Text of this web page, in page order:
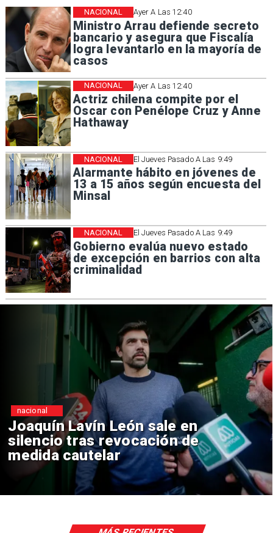
Ayer A Las 12:40
Ministro Arrau defiende secreto
bancario y asegura que Fiscalía
logra levantarlo en la mayoría de
casos
NACIONAL
Ayer A Las 12:40
Actriz chilena compite por el
Oscar con Penélope Cruz y Anne
Hathaway
NACIONAL
El Jueves Pasado A Las 9:49
Alarmante hábito en jóvenes de
13 a 15 años según encuesta del
Minsal
NACIONAL
El Jueves Pasado A Las 9:49
Gobierno evalúa nuevo estado
de excepción en barrios con alta
criminalidad
NACIONAL
Chile y Venezuela
reinicio de relaciones
consulares
nacional